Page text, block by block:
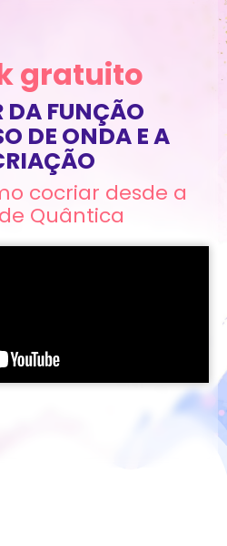
gratuito
DA FUNÇÃO
DE ONDA E A
cocriar desde a
Quântica